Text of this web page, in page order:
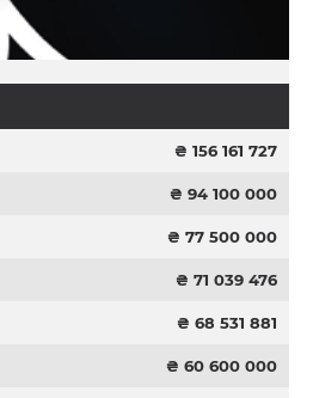
₴ 156 161 727
₴ 94 100 000
₴ 77 500 000
₴ 71 039 476
₴ 68 531 881
₴ 60 600 000